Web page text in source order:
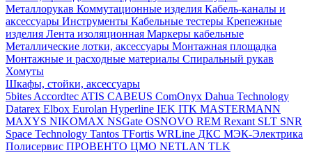
Металлорукав Коммутационные изделия Кабель-каналы и
аксессуары Инструменты Кабельные тестеры Крепежные
изделия Лента изоляционная Маркеры кабельные
Металлические лотки, аксессуары Монтажная площадка
Монтажные и расходные материалы Спиральный рукав
Хомуты
Шкафы, стойки, аксессуары
5bites Accordtec ATIS CABEUS ComOnyx Dahua Technology
Datarex Elbox Eurolan Hyperline IEK ITK MASTERMANN
MAXYS NIKOMAX NSGate OSNOVO REM Rexant SLT SNR
Space Technology Tantos TFortis WRLine ДКС МЭК-Электрика
Полисервис ПРОВЕНТО ЦМО NETLAN TLK